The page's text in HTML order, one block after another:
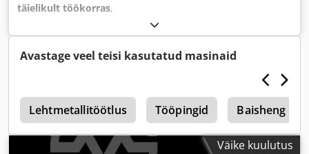
täielikult töökorras,
Avastage veel teisi kasutatud masinaid
Lehtmetallitöötlus Tööpingid Baisheng
Väike kuulutus